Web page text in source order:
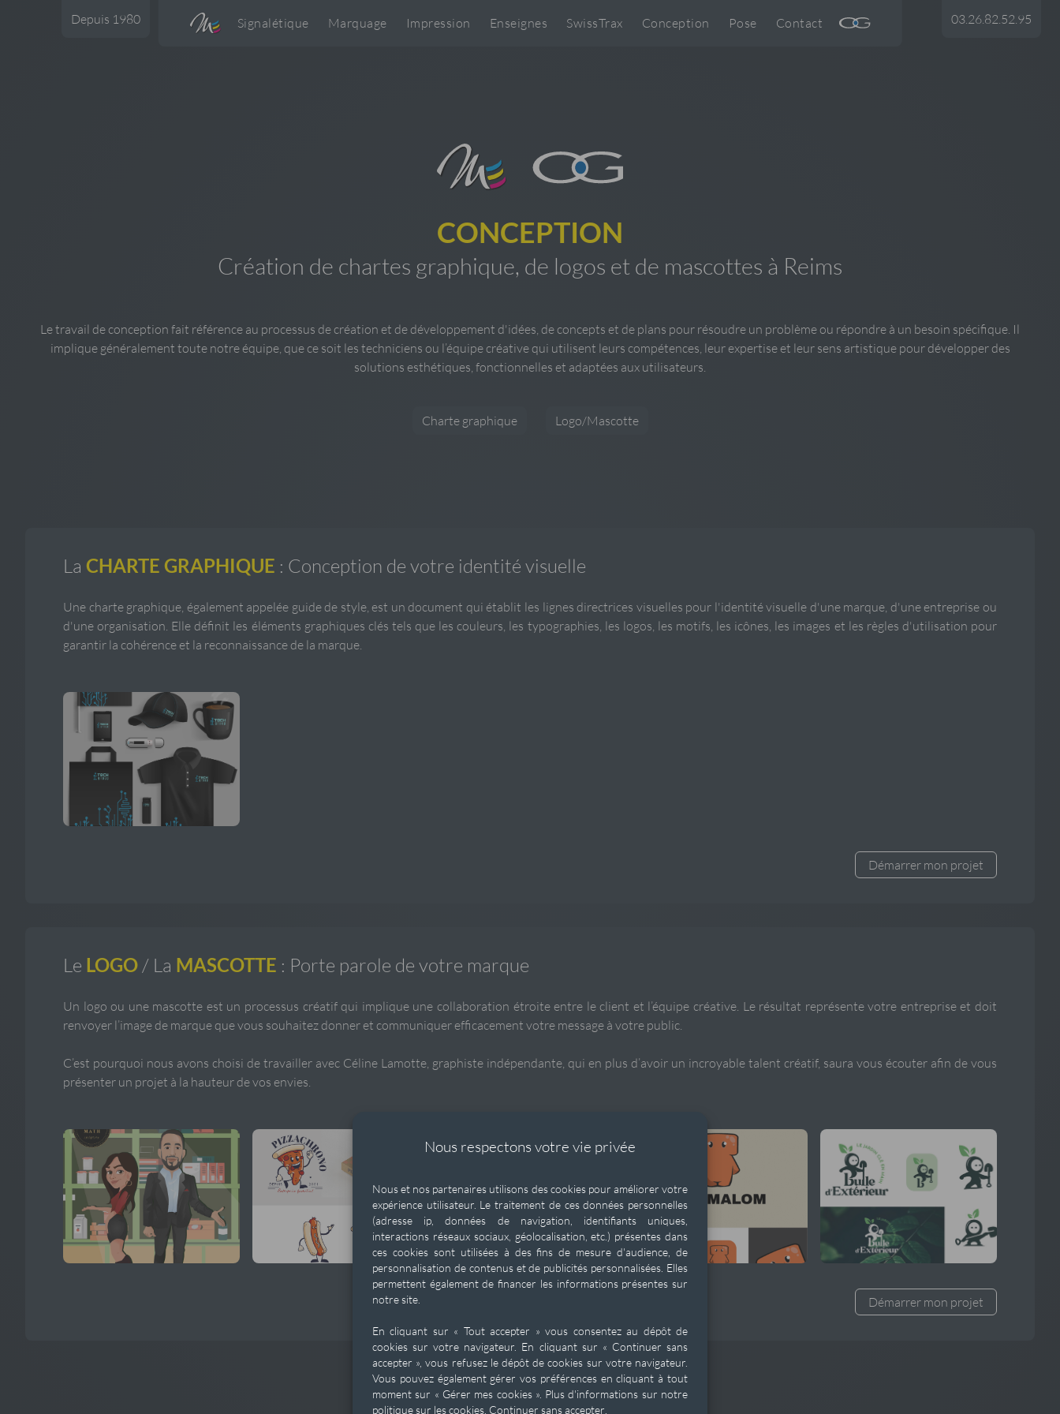
Depuis 1980 Signalétique Marquage Impression Enseignes SwissTrax Conception Pose Contact 03.26.82.52.95
CONCEPTION
Création de chartes graphique, de logos et de mascottes à Reims
Le travail de conception fait référence au processus de création et de développement d'idées, de concepts et de plans pour résoudre un problème ou répondre à un besoin spécifique. Il
implique généralement toute notre équipe, que ce soit les techniciens ou l’équipe créative qui utilisent leurs compétences, leur expertise et leur sens artistique pour développer des
solutions esthétiques, fonctionnelles et adaptées aux utilisateurs.
Charte graphique Logo/Mascotte
La CHARTE GRAPHIQUE : Conception de votre identité visuelle
Une charte graphique, également appelée guide de style, est un document qui établit les lignes directrices visuelles pour l'identité visuelle d'une marque, d'une entreprise ou
d'une organisation. Elle définit les éléments graphiques clés tels que les couleurs, les typographies, les logos, les motifs, les icônes, les images et les règles d'utilisation pour
garantir la cohérence et la reconnaissance de la marque.
Démarrer mon projet
Le LOGO/ La MASCOTTE : Porte parole de votre marque
Un logo ou une mascotte est un processus créatif qui implique une collaboration étroite entre le client et l’équipe créative. Le résultat représente votre entreprise et doit
renvoyer l’image de marque que vous souhaitez donner et communiquer efficacement votre message à votre public.
C’est pourquoi nous avons choisi de travailler avec Céline Lamotte, graphiste indépendante, qui en plus d’avoir un incroyable talent créatif, saura vous écouter afin de vous
présenter un projet à la hauteur de vos envies.
Démarrer mon projet
Nous respectons votre vie privée
Nous et nos partenaires utilisons des cookies pour améliorer votre
expérience utilisateur. Le traitement de ces données personnelles
(adresse ip, données de navigation, identifiants uniques,
interactions réseaux sociaux, géolocalisation, etc.) présentes dans
ces cookies sont utilisées à des fins de mesure d'audience, de
personnalisation de contenus et de publicités personnalisées. Elles
permettent également de financer les informations présentes sur
notre site.
En cliquant sur « Tout accepter » vous consentez au dépôt de
cookies sur votre navigateur. En cliquant sur « Continuer sans
accepter », vous refusez le dépôt de cookies sur votre navigateur.
Vous pouvez également gérer vos préférences en cliquant à tout
moment sur « Gérer mes cookies ». Plus d'informations sur notre
politique sur les cookies. Continuer sans accepter